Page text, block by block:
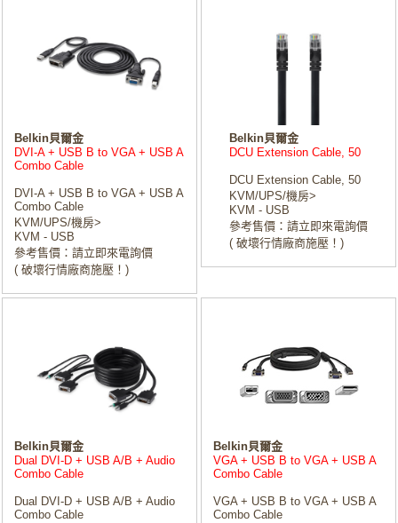
Belkin貝爾金
DVI-A + USB B to VGA + USB A
Combo Cable
DVI-A + USB B to VGA + USB A
Combo Cable
KVM/UPS/機房>
KVM - USB
參考售價：請立即來電詢價
( 破壞行情廠商施壓！)
Belkin貝爾金
DCU Extension Cable, 50
DCU Extension Cable, 50
KVM/UPS/機房>
KVM - USB
參考售價：請立即來電詢價
( 破壞行情廠商施壓！)
Belkin貝爾金
Dual DVI-D + USB A/B + Audio
Combo Cable
Dual DVI-D + USB A/B + Audio
Combo Cable
Belkin貝爾金
VGA + USB B to VGA + USB A
Combo Cable
VGA + USB B to VGA + USB A
Combo Cable